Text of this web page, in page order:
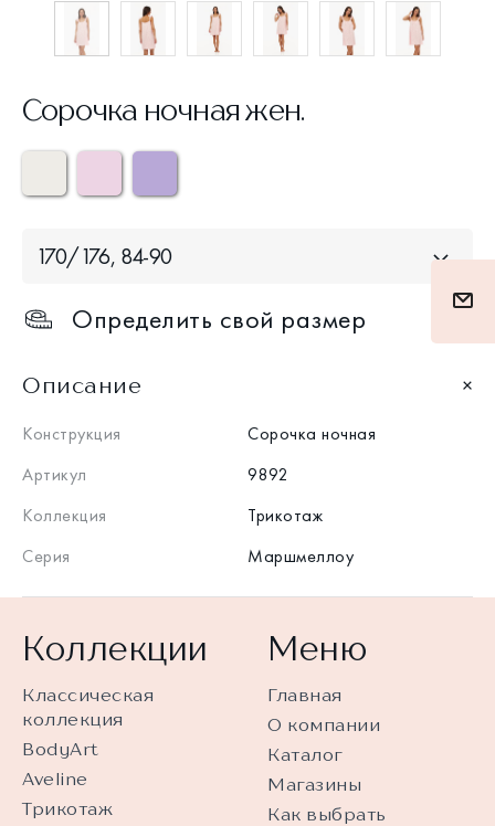
Сорочка ночная жен.
170/176, 84-90
Определить свой размер
Описание
Конструкция
Сорочка ночная
Артикул
9892
Коллекция
Трикотаж
Серия
Маршмеллоу
Коллекции
Классическая
коллекция
BodyArt
Aveline
Трикотаж
Меню
Главная
О компании
Каталог
Магазины
Как выбрать